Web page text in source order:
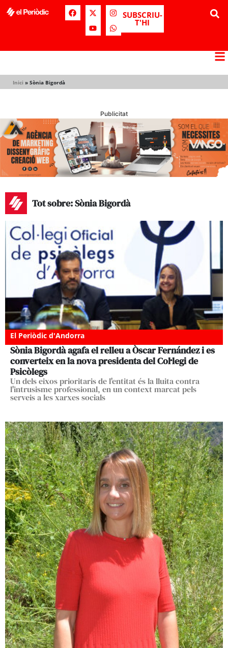
SUBSCRIU-
T'HI
Inici » Sònia Bigordà
Publicitat
Tot sobre: Sònia Bigordà
El Periòdic d'Andorra
Sònia Bigordà agafa el relleu a Òscar Fernández i es
converteix en la nova presidenta del Col·legi de
Psicòlegs
Un dels eixos prioritaris de l'entitat és la lluita contra
l'intrusisme professional, en un context marcat pels
serveis a les xarxes socials